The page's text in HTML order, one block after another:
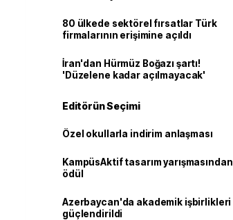
80 ülkede sektörel fırsatlar Türk
firmalarının erişimine açıldı
İran'dan Hürmüz Boğazı şartı!
'Düzelene kadar açılmayacak'
Editörün Seçimi
Özel okullarla indirim anlaşması
KampüsAktif tasarım yarışmasından
ödül
Azerbaycan'da akademik işbirlikleri
güçlendirildi